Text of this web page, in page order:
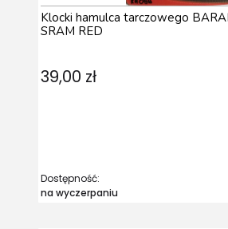
Klocki hamulca tarczowego
SRAM RED
39,00 zł
Dostępność:
na wyczerpaniu